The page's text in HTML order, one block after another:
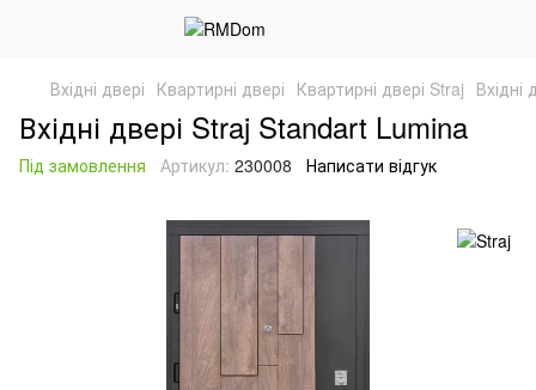
Вхідні двері Квартирні двері Квартирні двері Straj
Вхідні двері Straj Standart Lumina
Під замовлення Артикул: 230008 Написати відгук